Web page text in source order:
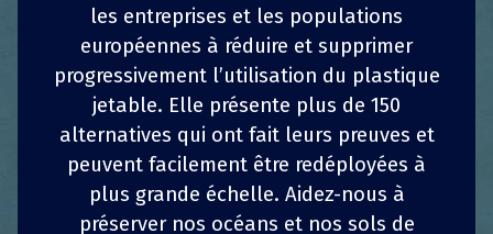
France Réduction de la consommation
Entreprises
Lancé en 2019 par Terracycleet le groupe
Carrefour, le programme Loop propose une
large gamme de produits de plus ou moins
grandes marques, conditionnés dans des
1 PARTAGER z PARTAGER
4 PARTAGER
les entreprises et les populations
européennes à réduire et supprimer
progressivement l’utilisation du plastique
jetable. Elle présente plus de 150
alternatives qui ont fait leurs preuves et
peuvent facilement être redéployées à
plus grande échelle. Aidez-nous à
préserver nos océans et nos sols de
1 PARTAGER z PARTAGER
4 PARTAGER